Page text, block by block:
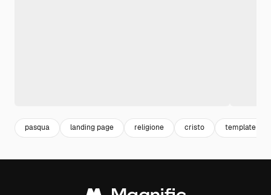
pasqua landing page religione cristo template